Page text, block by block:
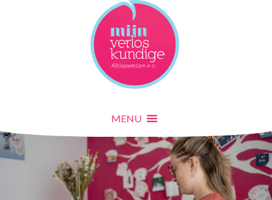
MENU
MENUMENU
Home
Informatie
Zwanger
De verloskundige
Zorgpad
Zwangerschapscontroles
Prenatale screening
Zwangerschapsklachten
Sporten
Seksuele gemeenschap
Voeding
Cursussen